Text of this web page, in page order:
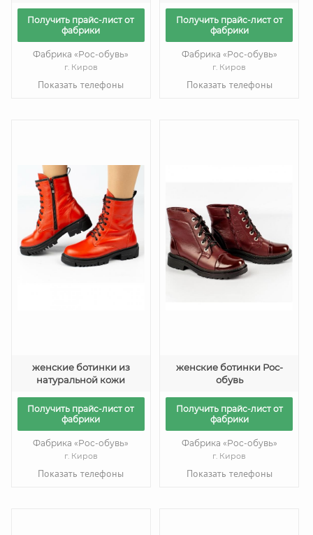
Получить прайс-лист от
фабрики
Фабрика «Рос-обувь»
г. Киров
Показать телефоны
Получить прайс-лист от
фабрики
Фабрика «Рос-обувь»
г. Киров
Показать телефоны
женские ботинки из
натуральной кожи
Получить прайс-лист от
фабрики
Фабрика «Рос-обувь»
г. Киров
Показать телефоны
женские ботинки Рос-
обувь
Получить прайс-лист от
фабрики
Фабрика «Рос-обувь»
г. Киров
Показать телефоны